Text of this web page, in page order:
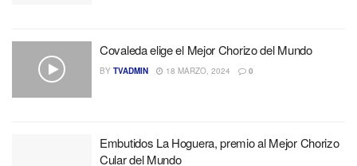
Covaleda elige el Mejor Chorizo del Mundo
BY TVADMIN 18 MARZO, 2024 0
Embutidos La Hoguera, premio al Mejor Chorizo
Cular del Mundo